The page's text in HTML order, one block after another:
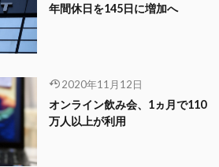
年間休日を145日に増加へ
2020年11月12日
オンライン飲み会、1ヵ月で110
万人以上が利用